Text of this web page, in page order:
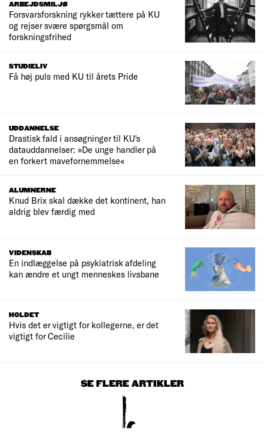
ARBEJDSMILJØ
Forsvarsforskning rykker tættere på KU
og rejser svære spørgsmål om
forskningsfrihed
STUDIELIV
Få høj puls med KU til årets Pride
UDDANNELSE
Drastisk fald i ansøgninger til KU's
datauddannelser: »De unge handler på
en forkert mavefornemmelse«
ALUMNERNE
Knud Brix skal dække det kontinent, han
aldrig blev færdig med
VIDENSKAB
En indlæggelse på psykiatrisk afdeling
kan ændre et ungt menneskes livsbane
HOLDET
Hvis det er vigtigt for kollegerne, er det
vigtigt for Cecilie
SE FLERE ARTIKLER